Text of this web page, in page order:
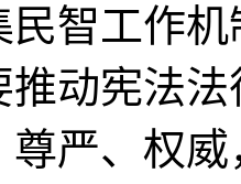
民智工作
推动宪法
尊严、权